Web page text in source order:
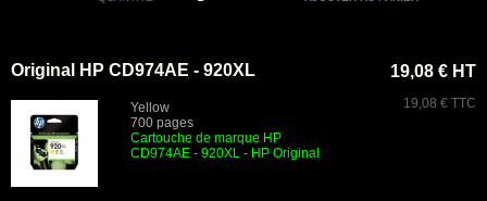
Original HP CD974AE - 920XL
Yellow
700 pages
Cartouche de marque HP
CD974AE - 920XL - HP Original
19,08 € HT
19,08 € TTC